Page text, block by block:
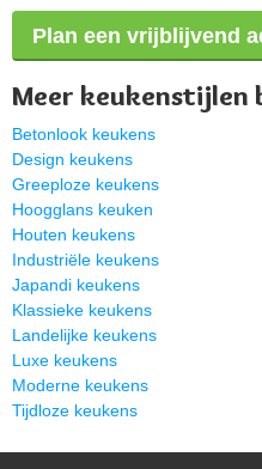
Plan een vrijblijvend
Meer keukenstijlen
Betonlook keukens
Design keukens
Greeploze keukens
Hoogglans keuken
Houten keukens
Industriële keukens
Japandi keukens
Klassieke keukens
Landelijke keukens
Luxe keukens
Moderne keukens
Tijdloze keukens